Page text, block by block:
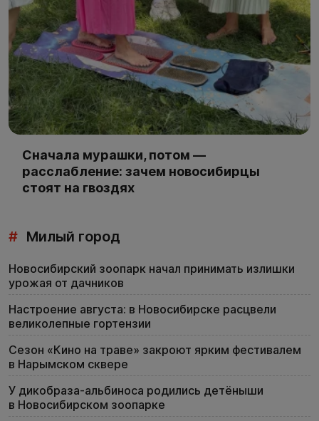
Сначала мурашки, потом —
расслабление: зачем новосибирцы
стоят на гвоздях
# Милый город
Новосибирский зоопарк начал принимать излишки
урожая от дачников
Настроение августа: в Новосибирске расцвели
великолепные гортензии
Сезон «Кино на траве» закроют ярким фестивалем
в Нарымском сквере
У дикобраза-альбиноса родились детёныши
в Новосибирском зоопарке